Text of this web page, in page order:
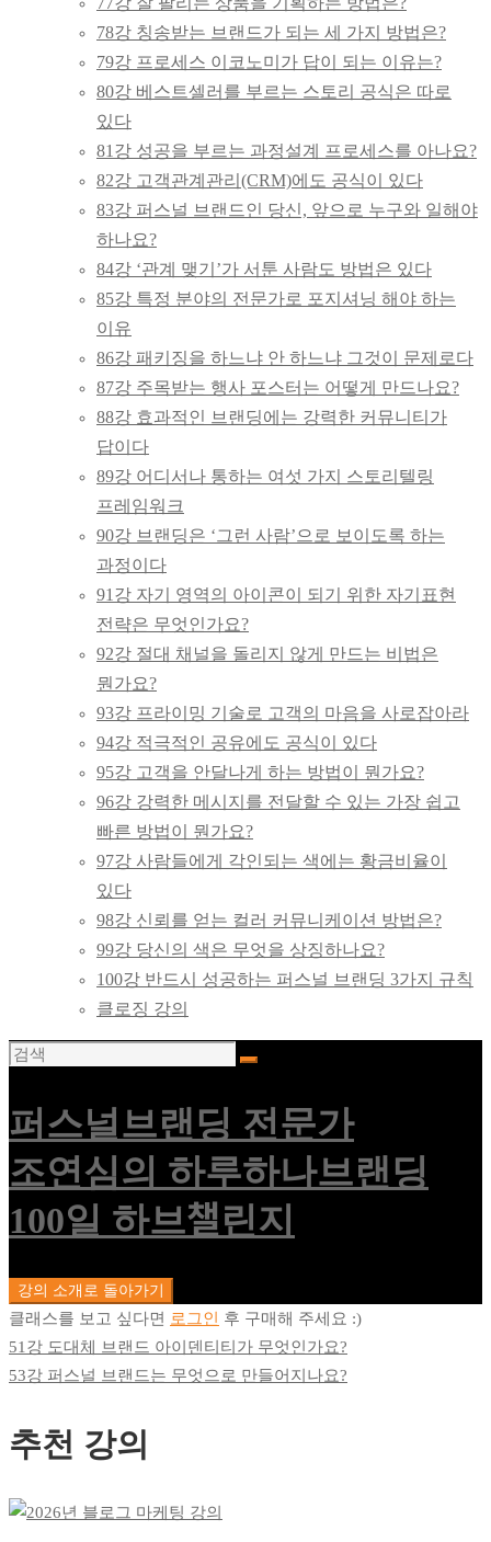
78강 칭송받는 브랜드가 되는 세 가지 방법은?
79강 프로세스 이코노미가 답이 되는 이유는?
80강 베스트셀러를 부르는 스토리 공식은 따로
있다
81강 성공을 부르는 과정설계 프로세스를 아나요?
82강 고객관계관리(CRM)에도 공식이 있다
83강 퍼스널 브랜드인 당신, 앞으로 누구와 일해야
하나요?
84강 ‘관계 맺기’가 서툰 사람도 방법은 있다
85강 특정 분야의 전문가로 포지셔닝 해야 하는
이유
86강 패키징을 하느냐 안 하느냐 그것이 문제로다
87강 주목받는 행사 포스터는 어떻게 만드나요?
88강 효과적인 브랜딩에는 강력한 커뮤니티가
답이다
89강 어디서나 통하는 여섯 가지 스토리텔링
프레임워크
90강 브랜딩은 ‘그런 사람’으로 보이도록 하는
과정이다
91강 자기 영역의 아이콘이 되기 위한 자기표현
전략은 무엇인가요?
92강 절대 채널을 돌리지 않게 만드는 비법은
뭔가요?
93강 프라이밍 기술로 고객의 마음을 사로잡아라
94강 적극적인 공유에도 공식이 있다
95강 고객을 안달나게 하는 방법이 뭔가요?
96강 강력한 메시지를 전달할 수 있는 가장 쉽고
빠른 방법이 뭔가요?
97강 사람들에게 각인되는 색에는 황금비율이
있다
98강 신뢰를 얻는 컬러 커뮤니케이션 방법은?
99강 당신의 색은 무엇을 상징하나요?
100강 반드시 성공하는 퍼스널 브랜딩 3가지 규칙
클로징 강의
퍼스널브랜딩 전문가
조연심의 하루하나브랜딩
100일 하브챌린지
강의 소개로 돌아가기
클래스를 보고 싶다면 로그인
후 구매해 주세요 :)
51강 도대체 브랜드 아이덴티티가 무엇인가요?
53강 퍼스널 브랜드는 무엇으로 만들어지나요?
추천 강의